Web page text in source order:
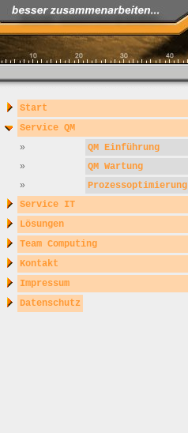
Start
Service QM
»
QM Einführung
»
QM Wartung
»
Prozessoptimierung
Service IT
Lösungen
Team Computing
Kontakt
Impressum
Datenschutz